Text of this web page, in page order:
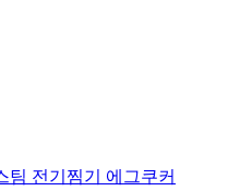
팀 전기찜기 에그쿠커